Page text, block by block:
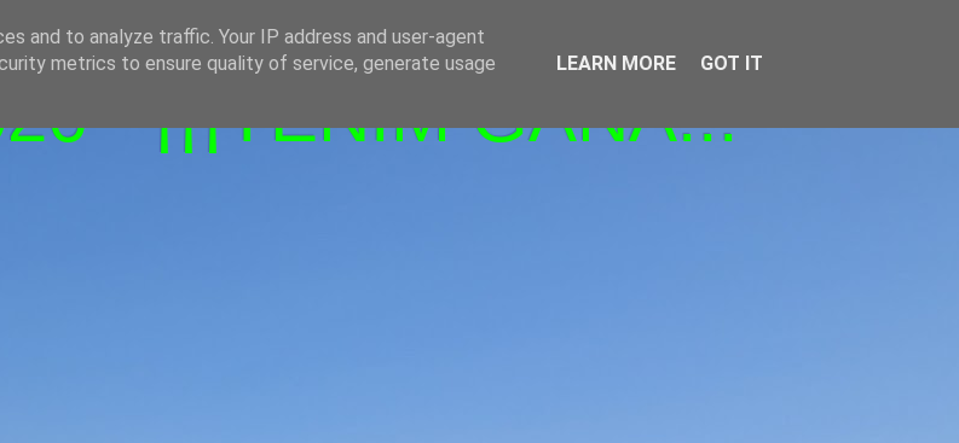
- ¡¡¡TENIM GANA!!!
and to analyze traffic. Your IP address and user-agent
metrics to ensure quality of service, generate usage
LEARN MORE GOT IT